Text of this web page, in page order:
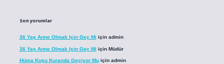
Son yorumlar
36 Yaş Anne Olmak Için Geç Mi için admin
36 Yaş Anne Olmak Için Geç Mi için Müdür
Hüma Kuşu Kuranda Geçiyor Muiçin admin